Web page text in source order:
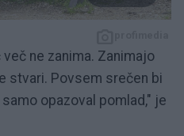
ne zanima. Zanimajo
stvari. Povsem srečen bi
opazoval pomlad," je